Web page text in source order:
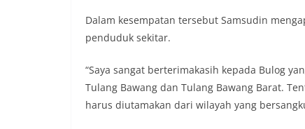
Dalam kesempatan tersebut Samsudin
penduduk sekitar.
“Saya sangat berterimakasih kepada Bulog
Tulang Bawang dan Tulang Bawang Barat.
harus diutamakan dari wilayah yang